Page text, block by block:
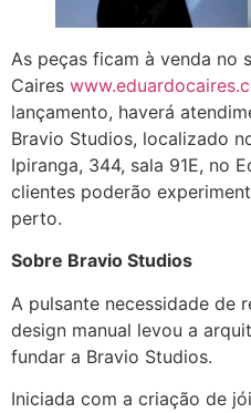
As peças ficam à venda no
Caires
lançamento, haverá
Bravio Studios, localizado
Ipiranga, 344, sala 91E, no
clientes poderão
perto.
Sobre Bravio Studios
A pulsante necessidade de
design manual levou a
fundar a Bravio Studios.
Iniciada com a criação de